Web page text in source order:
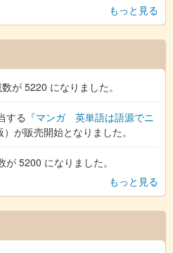
もっと見る
が 5220 になりました。
する 『マンガ 英単語は語源でニ
）が販売開始となりました。
が 5200 になりました。
もっと見る